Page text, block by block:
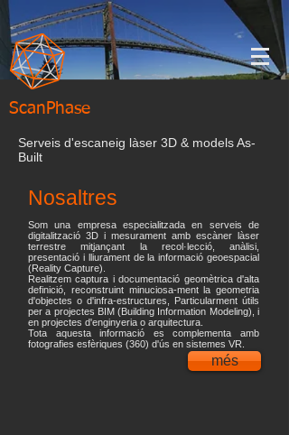
ScanPhase
Serveis d'escaneig làser 3D & models As-
Built
Nosaltres
Som una empresa especialitzada en serveis de
digitalització 3D i mesurament amb escàner làser
terrestre mitjançant la recol·lecció, anàlisi,
presentació i lliurament de la informació geoespacial
(Reality Capture).
Realitzem captura i documentació geomètrica d'alta
definició, reconstruint minuciosa-ment la geometria
d'objectes o d'infra-estructures, Particularment útils
per a projectes BIM (Building Information Modeling), i
en projectes d'enginyeria o arquitectura.
Tota aquesta informació es complementa amb
fotografies esfèriques (360) d'ús en sistemes VR.
més